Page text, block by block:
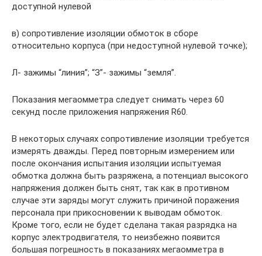
доступной нулевой
в) сопротивление изоляции обмоток в сборе
относительно корпуса (при недоступной нулевой точке);
Л- зажимы “линия”; “З”- зажимы “земля”.
Показания мегаомметра следует снимать через 60
секунд после приложения напряжения R60.
В некоторых случаях сопротивление изоляции требуется
измерять дважды. Перед повторным измерением или
после окончания испытания изоляции испытуемая
обмотка должна быть разряжена, а потенциал высокого
напряжения должен быть снят, так как в противном
случае эти заряды могут служить причиной поражения
персонала при прикосновении к выводам обмоток.
Кроме того, если не будет сделана такая разрядка на
корпус электродвигателя, то неизбежно появится
большая погрешность в показаниях мегаомметра в